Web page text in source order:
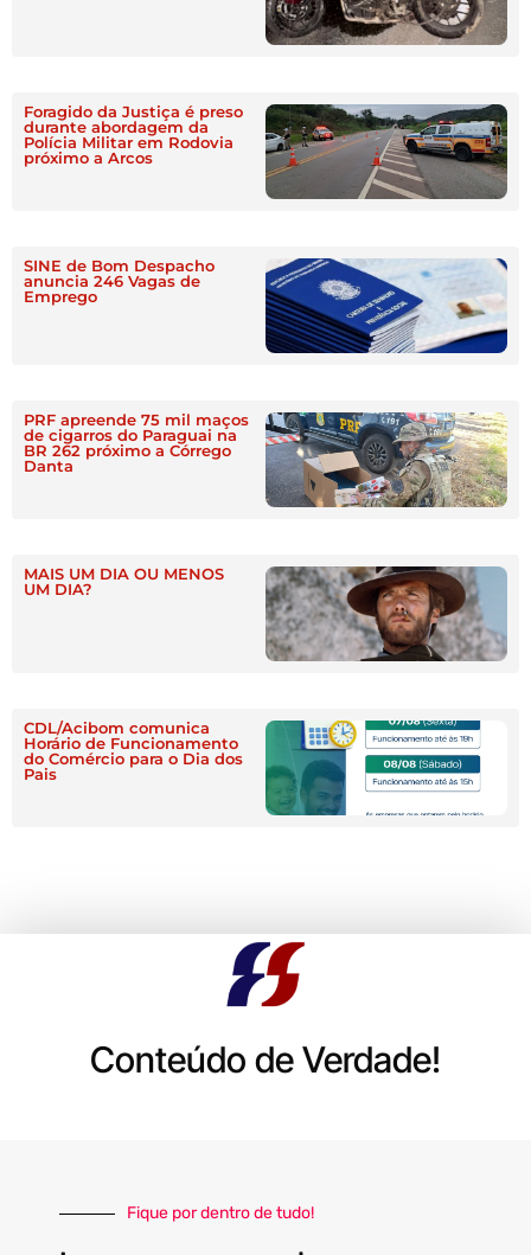
Foragido da Justiça é preso
durante abordagem da
Polícia Militar em Rodovia
próximo a Arcos
SINE de Bom Despacho
anuncia 246 Vagas de
Emprego
PRF apreende 75 mil maços
de cigarros do Paraguai na
BR 262 próximo a Córrego
Danta
MAIS UM DIA OU MENOS
UM DIA?
CDL/Acibom comunica
Horário de Funcionamento
do Comércio para o Dia dos
Pais
Conteúdo de Verdade!
Fique por dentro de tudo!